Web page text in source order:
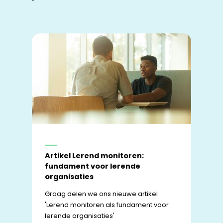
Artikel Lerend monitoren:
fundament voor lerende
organisaties
Graag delen we ons nieuwe artikel
'Lerend monitoren als fundament voor
lerende organisaties'